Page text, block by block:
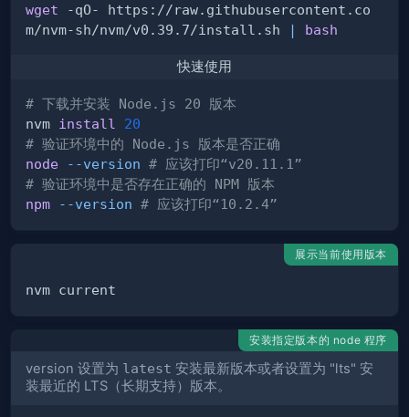
wget -qO- https://raw.githubusercontent.co
m/nvm-sh/nvm/v0.39.7/install.sh
| bash
快速使用
# 下载并安装 Node.js 20 版本
nvm install
20
# 验证环境中的 Node.js 版本是否正确
node
--version # 应该打印“v20.11.1”
# 验证环境中是否存在正确的 NPM 版本
npm
--version # 应该打印“10.2.4”
展示当前使用版本
安装指定版本的 node 程序
version 设置为 latest 安装最新版本或者设置为 "lts" 安
装最近的 LTS（长期支持）版本。